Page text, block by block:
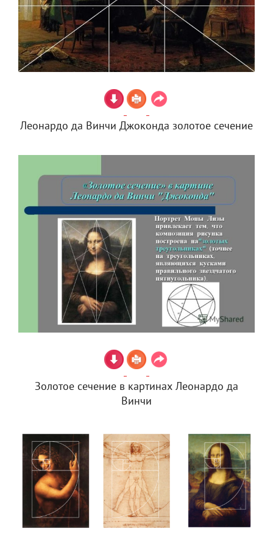
Леонардо да Винчи Джоконда золотое сечение
Золотое сечение в картинах Леонардо да
Винчи